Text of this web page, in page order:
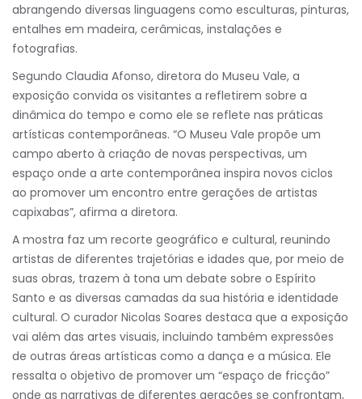
abrangendo diversas linguagens como esculturas, pinturas,
entalhes em madeira, cerâmicas, instalações e
fotografias.
Segundo Claudia Afonso, diretora do Museu Vale, a
exposição convida os visitantes a refletirem sobre a
dinâmica do tempo e como ele se reflete nas práticas
artísticas contemporâneas. “O Museu Vale propõe um
campo aberto à criação de novas perspectivas, um
espaço onde a arte contemporânea inspira novos ciclos
ao promover um encontro entre gerações de artistas
capixabas”, afirma a diretora.
A mostra faz um recorte geográfico e cultural, reunindo
artistas de diferentes trajetórias e idades que, por meio de
suas obras, trazem à tona um debate sobre o Espírito
Santo e as diversas camadas da sua história e identidade
cultural. O curador Nicolas Soares destaca que a exposição
vai além das artes visuais, incluindo também expressões
de outras áreas artísticas como a dança e a música. Ele
ressalta o objetivo de promover um “espaço de fricção”
onde as narrativas de diferentes gerações se confrontam,